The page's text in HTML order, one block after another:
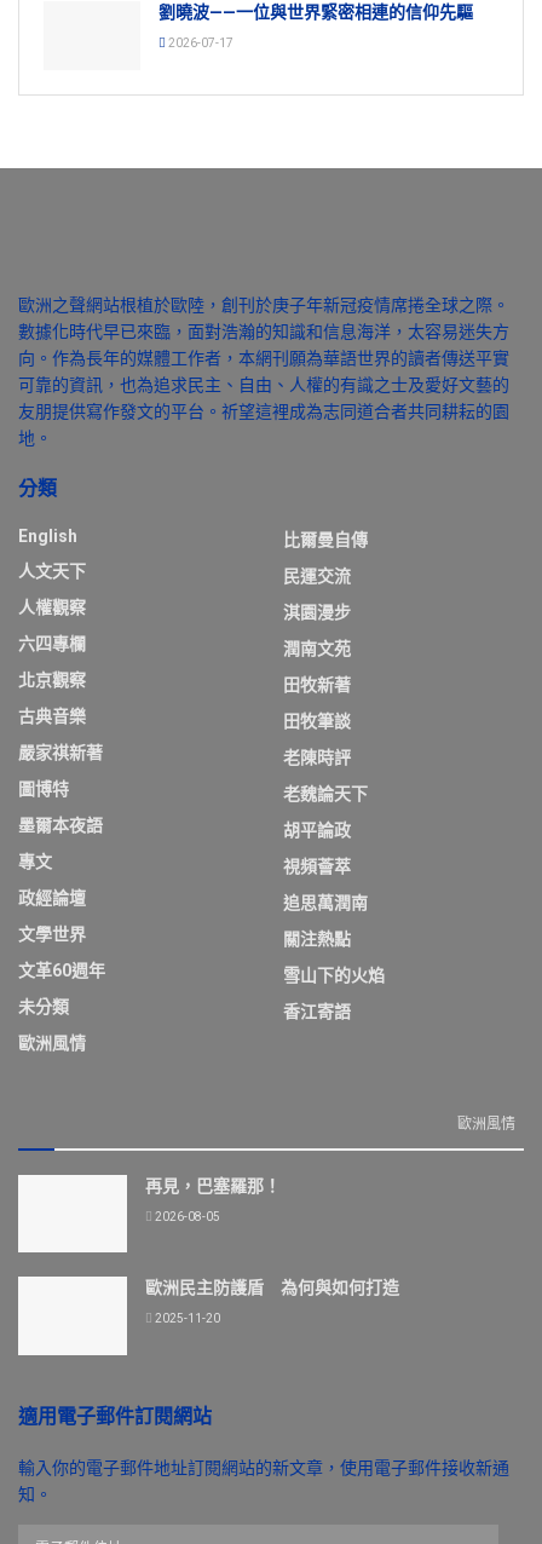
劉曉波——一位與世界緊密相連的信仰先驅
2026-07-17
歐洲之聲網站根植於歐陸，創刊於庚子年新冠疫情席捲全球之際。
數據化時代早已來臨，面對浩瀚的知識和信息海洋，太容易迷失方
向。作為長年的媒體工作者，本網刊願為華語世界的讀者傳送平實
可靠的資訊，也為追求民主、自由、人權的有識之士及愛好文藝的
友朋提供寫作發文的平台。祈望這裡成為志同道合者共同耕耘的園
地。
分類
English
人文天下
人權觀察
六四專欄
北京觀察
古典音樂
嚴家祺新著
圖博特
墨爾本夜語
專文
政經論壇
文學世界
文革60週年
未分類
歐洲風情
比爾曼自傳
民運交流
淇園漫步
潤南文苑
田牧新著
田牧筆談
老陳時評
老魏論天下
胡平論政
視頻薈萃
追思萬潤南
關注熱點
雪山下的火焰
香江寄語
歐洲風情
再見，巴塞羅那！
2026-08-05
歐洲民主防護盾 為何與如何打造
2025-11-20
適用電子郵件訂閱網站
輸入你的電子郵件地址訂閱網站的新文章，使用電子郵件接收新通
知。